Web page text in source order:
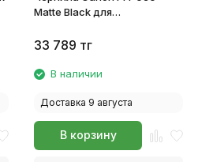
Matte Black для
33 789 тг
В наличии
Доставка 9 августа
В корзину